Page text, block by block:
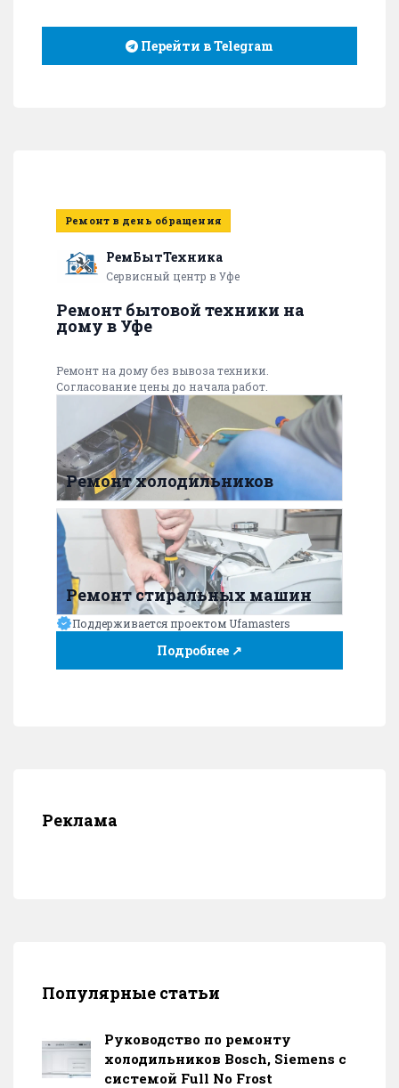
Перейти в Telegram
Ремонт в день обращения
РемБытТехника
Сервисный центр в Уфе
Ремонт бытовой техники на
дому в Уфе
Ремонт на дому без вывоза техники.
Согласование цены до начала работ.
Ремонт холодильников
Ремонт стиральных машин
Поддерживается проектом Ufamasters
Подробнее ↗
Реклама
Популярные статьи
Руководство по ремонту
холодильников Bosch, Siemens с
системой Full No Frost